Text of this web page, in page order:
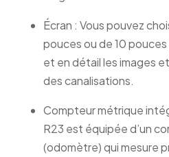
Écran : Vous pouvez
pouces ou de 10
et en détail les images
des canalisations.
Compteur métrique
R23 est équipée d’un
(odomètre) qui mesure